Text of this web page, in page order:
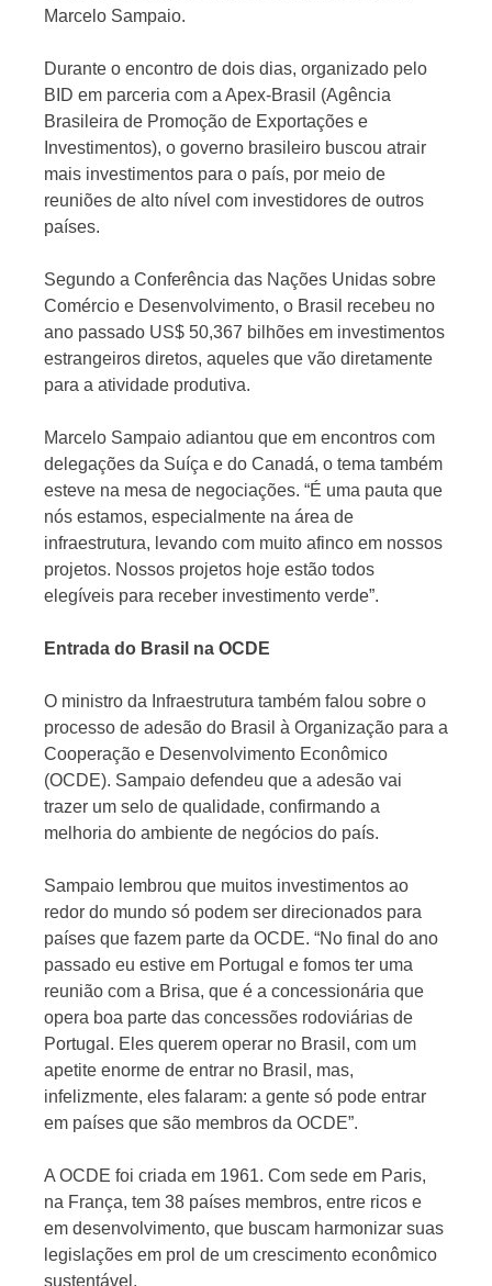
Marcelo Sampaio.
Durante o encontro de dois dias, organizado pelo
BID em parceria com a Apex-Brasil (Agência
Brasileira de Promoção de Exportações e
Investimentos), o governo brasileiro buscou atrair
mais investimentos para o país, por meio de
reuniões de alto nível com investidores de outros
países.
Segundo a Conferência das Nações Unidas sobre
Comércio e Desenvolvimento, o Brasil recebeu no
ano passado US$ 50,367 bilhões em investimentos
estrangeiros diretos, aqueles que vão diretamente
para a atividade produtiva.
Marcelo Sampaio adiantou que em encontros com
delegações da Suíça e do Canadá, o tema também
esteve na mesa de negociações. “É uma pauta que
nós estamos, especialmente na área de
infraestrutura, levando com muito afinco em nossos
projetos. Nossos projetos hoje estão todos
elegíveis para receber investimento verde”.
Entrada do Brasil na OCDE
O ministro da Infraestrutura também falou sobre o
processo de adesão do Brasil à Organização para a
Cooperação e Desenvolvimento Econômico
(OCDE). Sampaio defendeu que a adesão vai
trazer um selo de qualidade, confirmando a
melhoria do ambiente de negócios do país.
Sampaio lembrou que muitos investimentos ao
redor do mundo só podem ser direcionados para
países que fazem parte da OCDE. “No final do ano
passado eu estive em Portugal e fomos ter uma
reunião com a Brisa, que é a concessionária que
opera boa parte das concessões rodoviárias de
Portugal. Eles querem operar no Brasil, com um
apetite enorme de entrar no Brasil, mas,
infelizmente, eles falaram: a gente só pode entrar
em países que são membros da OCDE”.
A OCDE foi criada em 1961. Com sede em Paris,
na França, tem 38 países membros, entre ricos e
em desenvolvimento, que buscam harmonizar suas
legislações em prol de um crescimento econômico
sustentável.